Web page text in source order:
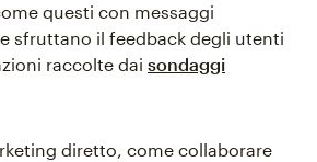
questi con messaggi
sfruttano il feedback degli utenti
raccolte dai sondaggi
diretto, come collaborare